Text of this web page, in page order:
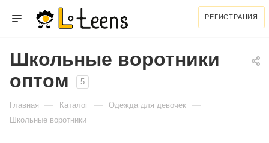
РЕГИСТРАЦИЯ
Школьные воротники
оптом
5
Главная — Каталог — Одежда для девочек —
Школьные воротники